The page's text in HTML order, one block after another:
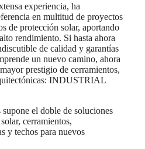
experiencia, ha
en multitud de proyectos
de protección solar, aportando
rendimiento. Si hasta ahora
de calidad y garantías
un nuevo camino, ahora
prestigio de cerramientos,
INDUSTRIAL
supone el doble de soluciones
cerramientos,
y techos para nuevos